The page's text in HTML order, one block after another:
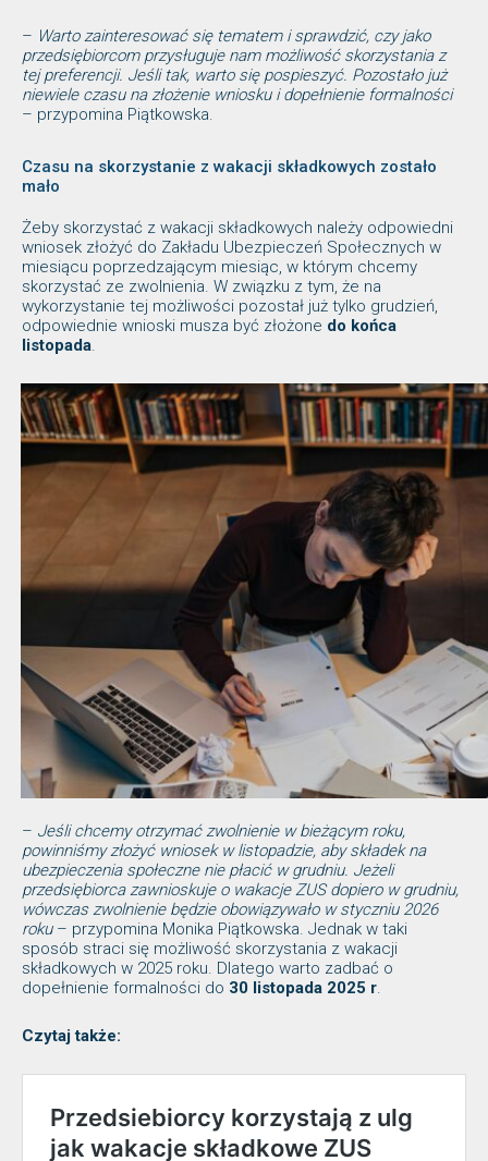
– Warto zainteresować się tematem i sprawdzić, czy jako
przedsiębiorcom przysługuje nam możliwość skorzystania z
tej preferencji. Jeśli tak, warto się pospieszyć. Pozostało już
niewiele czasu na złożenie wniosku i dopełnienie formalności
– przypomina Piątkowska.
Czasu na skorzystanie z wakacji składkowych zostało
mało
Żeby skorzystać z wakacji składkowych należy odpowiedni
wniosek złożyć do Zakładu Ubezpieczeń Społecznych w
miesiącu poprzedzającym miesiąc, w którym chcemy
skorzystać ze zwolnienia. W związku z tym, że na
wykorzystanie tej możliwości pozostał już tylko grudzień,
odpowiednie wnioski musza być złożone do końca
listopada.
– Jeśli chcemy otrzymać zwolnienie w bieżącym roku,
powinniśmy złożyć wniosek w listopadzie, aby składek na
ubezpieczenia społeczne nie płacić w grudniu. Jeżeli
przedsiębiorca zawnioskuje o wakacje ZUS dopiero w grudniu,
wówczas zwolnienie będzie obowiązywało w styczniu 2026
roku – przypomina Monika Piątkowska. Jednak w taki
sposób straci się możliwość skorzystania z wakacji
składkowych w 2025 roku. Dlatego warto zadbać o
dopełnienie formalności do 30 listopada 2025 r.
Czytaj także: